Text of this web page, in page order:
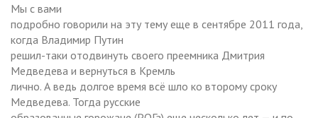
Мы с вами
подробно говорили на эту тему еще в сентябре 2011 года,
когда Владимир Путин
решил-таки отодвинуть своего преемника Дмитрия
Медведева и вернуться в Кремль
лично. А ведь долгое время всё шло ко второму сроку
Медведева. Тогда русские